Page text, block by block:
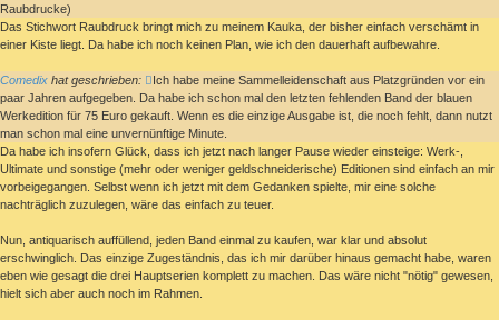
Raubdrucke)
Das Stichwort Raubdruck bringt mich zu meinem Kauka, der bisher einfach verschämt in
einer Kiste liegt. Da habe ich noch keinen Plan, wie ich den dauerhaft aufbewahre.
Comedix hat geschrieben:
Ich habe meine Sammelleidenschaft aus Platzgründen vor ein
paar Jahren aufgegeben. Da habe ich schon mal den letzten fehlenden Band der blauen
Werkedition für 75 Euro gekauft. Wenn es die einzige Ausgabe ist, die noch fehlt, dann nutzt
man schon mal eine unvernünftige Minute.
Da habe ich insofern Glück, dass ich jetzt nach langer Pause wieder einsteige: Werk-,
Ultimate und sonstige (mehr oder weniger geldschneiderische) Editionen sind einfach an mir
vorbeigegangen. Selbst wenn ich jetzt mit dem Gedanken spielte, mir eine solche
nachträglich zuzulegen, wäre das einfach zu teuer.
Nun, antiquarisch auffüllend, jeden Band einmal zu kaufen, war klar und absolut
erschwinglich. Das einzige Zugeständnis, das ich mir darüber hinaus gemacht habe, waren
eben wie gesagt die drei Hauptserien komplett zu machen. Das wäre nicht "nötig" gewesen,
hielt sich aber auch noch im Rahmen.